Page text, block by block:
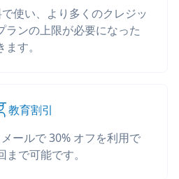
使い、より多くのクレジッ
ランの上限が必要になった
す。
教育割引
ールで 30% オフを利用で
で可能です。